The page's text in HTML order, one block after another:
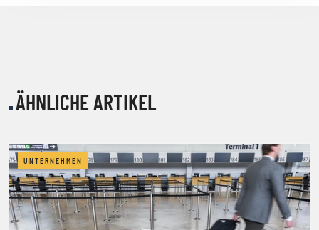
ÄHNLICHE ARTIKEL
UNTERNEHMEN